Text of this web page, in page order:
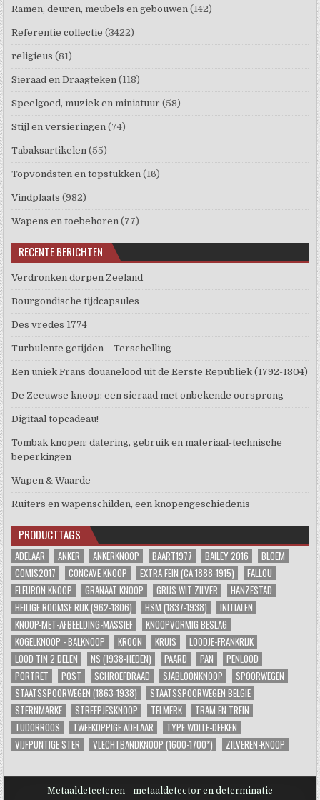
Ramen, deuren, meubels en gebouwen (142)
Referentie collectie (3422)
religieus (81)
Sieraad en Draagteken (118)
Speelgoed, muziek en miniatuur (58)
Stijl en versieringen (74)
Tabaksartikelen (55)
Topvondsten en topstukken (16)
Vindplaats (982)
Wapens en toebehoren (77)
RECENTE BERICHTEN
Verdronken dorpen Zeeland
Bourgondische tijdcapsules
Des vredes 1774
Turbulente getijden – Terschelling
Een uniek Frans douanelood uit de Eerste Republiek (1792-1804)
De Zeeuwse knoop: een sieraad met onbekende oorsprong
Digitaal topcadeau!
Tombak knopen: datering, gebruik en materiaal-technische
beperkingen
Wapen & Waarde
Ruiters en wapenschilden, een knopengeschiedenis
PRODUCTTAGS
ADELAAR ANKER ANKERKNOOP BAART1977 BAILEY 2016
BLOEM
COMIS2017
CONCAVE KNOOP EXTRA FEIN (CA 1888-1915)
FALLOU
FLEURON KNOOP
GRANAAT KNOOP GRIJS WIT ZILVER
HANZESTAD
HEILIGE ROOMSE RIJK (962-1806)
HSM (1837-1938)
INITIALEN
KNOOP-MET-AFBEELDING-MASSIEF
KNOOPVORMIG BESLAG
KOGELKNOOP - BALKNOOP
KROON KRUIS
LOODJE-FRANKRIJK
LOOD TIN 2 DELEN
NS (1938-HEDEN) PAARD PAN
PENLOOD
PORTRET
POST SCHROEFDRAAD SJABLOONKNOOP
SPOORWEGEN
STAATSSPOORWEGEN (1863-1938)
STAATSSPOORWEGEN BELGIE
STERNMARKE
STREEPJESKNOOP TELMERK
TRAM EN TREIN
TUDORROOS
TWEEKOPPIGE ADELAAR
TYPE WOLLE-DEEKEN
VIJFPUNTIGE STER
VLECHTBANDKNOOP (1600-1700*) ZILVEREN-KNOOP
Metaaldetecteren - metaaldetector en determinatie